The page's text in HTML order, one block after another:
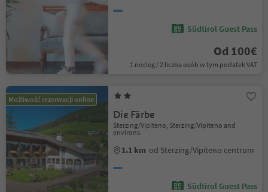
Südtirol Guest Pass
Od 100€
1 nocleg / 2 liczba osób w tym podatek VAT
Możliwość rezerwacji online
Die Färbe
Sterzing/Vipiteno, Sterzing/Vipiteno and
environs
1.1 km od Sterzing/Vipiteno centrum
Südtirol Guest Pass